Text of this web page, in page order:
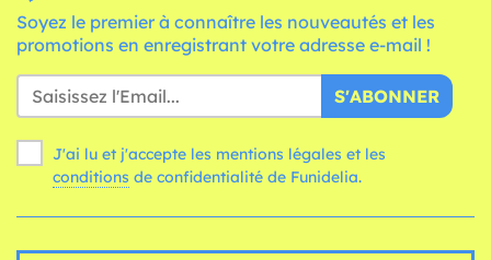
Soyez le premier à connaître les nouveautés et les
promotions en enregistrant votre adresse e-mail !
S'ABONNER
J'ai lu et j'accepte les mentions légales et les
conditions de confidentialité de Funidelia.